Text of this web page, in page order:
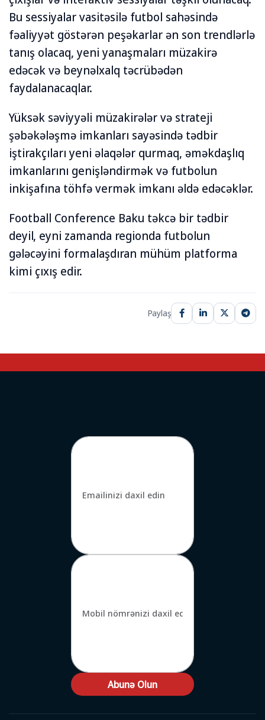
Bu sessiyalar vasitəsilə futbol sahəsində
fəaliyyət göstərən peşəkarlar ən son trendlərlə
tanış olacaq, yeni yanaşmaları müzakirə
edəcək və beynəlxalq təcrübədən
faydalanacaqlar.
Yüksək səviyyəli müzakirələr və strateji
şəbəkələşmə imkanları sayəsində tədbir
iştirakçıları yeni əlaqələr qurmaq, əməkdaşlıq
imkanlarını genişləndirmək və futbolun
inkişafına töhfə vermək imkanı əldə edəcəklər.
Football Conference Baku təkcə bir tədbir
deyil, eyni zamanda regionda futbolun
gələcəyini formalaşdıran mühüm platforma
kimi çıxış edir.
Paylaş
Abunə Olun